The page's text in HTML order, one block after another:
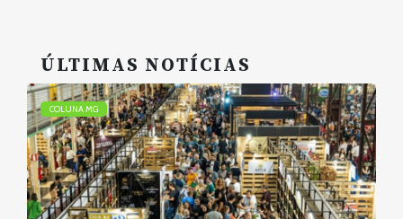
ÚLTIMAS NOTÍCIAS
COLUNA MG